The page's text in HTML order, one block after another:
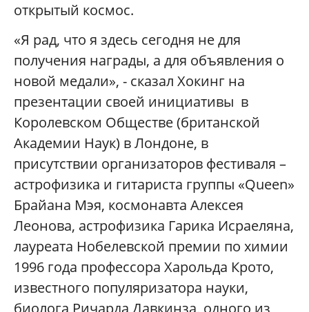
открытый космос.
«Я рад, что я здесь сегодня не для
получения награды, а для объявления о
новой медали», - сказал Хокинг на
презентации своей инициативы в
Королевском Обществе (британской
Академии Наук) в Лондоне, в
присутствии организаторов фестиваля –
астрофизика и гитариста группы «Queen»
Брайана Мэя, космонавта Алексея
Леонова, астрофизика Гарика Исраеляна,
лауреата Нобелевской премии по химии
1996 года профессора Харольда Крото,
известного популяризатора науки,
биолога Ричарда Давкинза, одного из